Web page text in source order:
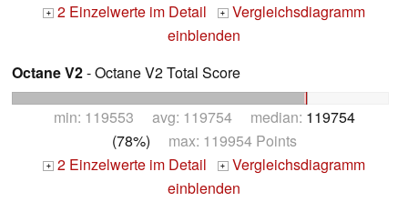
+ 2 Einzelwerte im Detail + Vergleichsdiagramm
einblenden
Octane V2- Octane V2 Total Score
min: 119553 avg: 119754 median: 119754
(78%) max: 119954 Points
+ 2 Einzelwerte im Detail + Vergleichsdiagramm
einblenden